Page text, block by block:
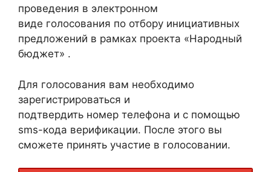
проведения в электронном
виде голосования по отбору инициативных
предложений в рамках проекта «Народный
бюджет» .
Для голосования вам необходимо
зарегистрироваться и
подтвердить номер телефона и с помощью
sms-кода верификации. После этого вы
сможете принять участие в голосовании.